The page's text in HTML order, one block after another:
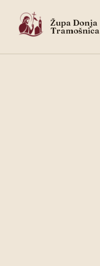
Župa Donja
Tramošnica